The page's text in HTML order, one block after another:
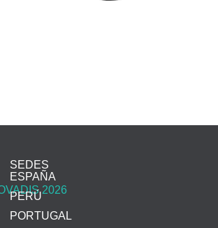
SEDES
ESPAÑA
PERÚ
PORTUGAL